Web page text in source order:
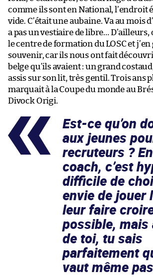
comme ils sont en National, l’endroit
vide. C’était une aubaine. Va au mois
a pas un vestiaire de libre… D’ailleurs,
le centre de formation du LOSC et
souvenir, car ils nous ont fait
belge qu’ils avaient : un grand
assis sur son lit, très gentil. Trois ans
marquait à la Coupe du monde au
Divock Origi.
Est-ce qu’on
aux jeunes
recruteurs ?
coach, c’est
difficile de
envie de jouer
leur faire
possible, mais
de toi, tu sais
parfaitement
vaut même